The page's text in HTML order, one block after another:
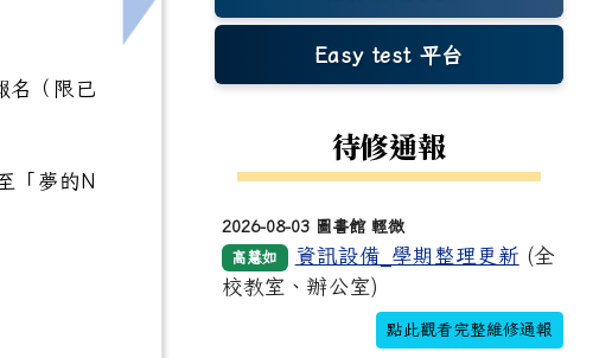
好資料並依時報到
名（限已
「夢的N
下一筆：函轉國立臺灣師範大學「114學年度國
Easy test 平台
(另開新視窗)
待修通報
2026-08-03 圖書館 輕微
高慧如
資訊設備_學期整理更新 (全
校教室、辦公室)
點此觀看完整維修通報